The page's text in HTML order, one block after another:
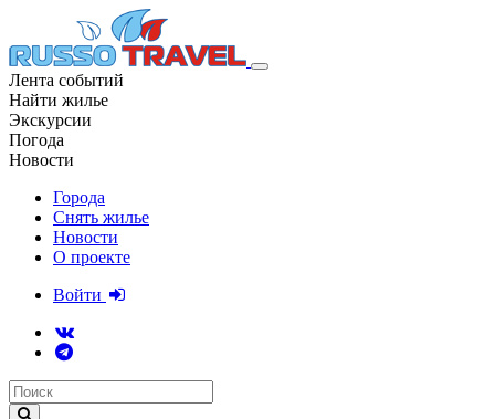
Лента событий
Найти жилье
Экскурсии
Погода
Новости
Города
Снять жилье
Новости
О проекте
Войти